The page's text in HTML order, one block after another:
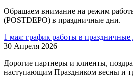
Обращаем внимание на режим
(POSTDEPO) в праздничные дни.
1 мая: график работы в праздничные
30 Апреля 2026
Дорогие партнеры и клиенты,
наступающим Праздником весны и